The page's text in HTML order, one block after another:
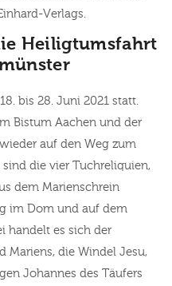
Verlags.
Heiligtumsfahrt
bis 28. Juni 2021 statt.
Bistum Aachen und der
auf den Weg zum
die vier Tuchreliquien,
dem Marienschrein
im Dom und auf dem
handelt es sich der
Mariens, die Windel Jesu,
Johannes des Täufers